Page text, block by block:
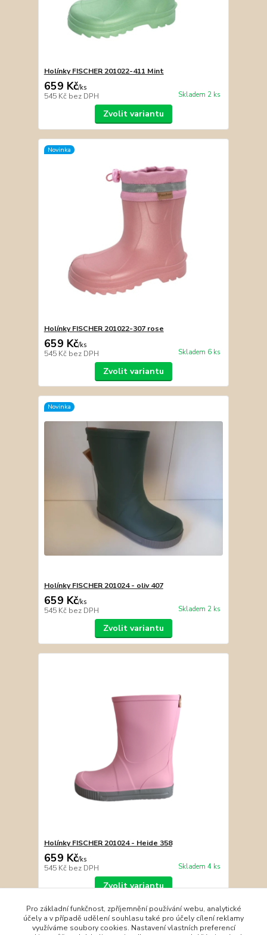
Holínky FISCHER 201022-411 Mint
659 Kč/ks
545 Kč bez DPH Skladem 2 ks
Zvolit variantu
Novinka
Holínky FISCHER 201022-307 rose
659 Kč/ks
545 Kč bez DPH Skladem 6 ks
Zvolit variantu
Novinka
Holínky FISCHER 201024 - oliv 407
659 Kč/ks
545 Kč bez DPH Skladem 2 ks
Zvolit variantu
Holínky FISCHER 201024 - Heide 358
659 Kč/ks
545 Kč bez DPH Skladem 4 ks
Zvolit variantu
strana z 1
Pro základní funkčnost, zpříjemnění používání webu, analytické
účely a v případě udělení souhlasu také pro účely cílení reklamy
využíváme soubory cookies. Nastavení vlastních preferencí